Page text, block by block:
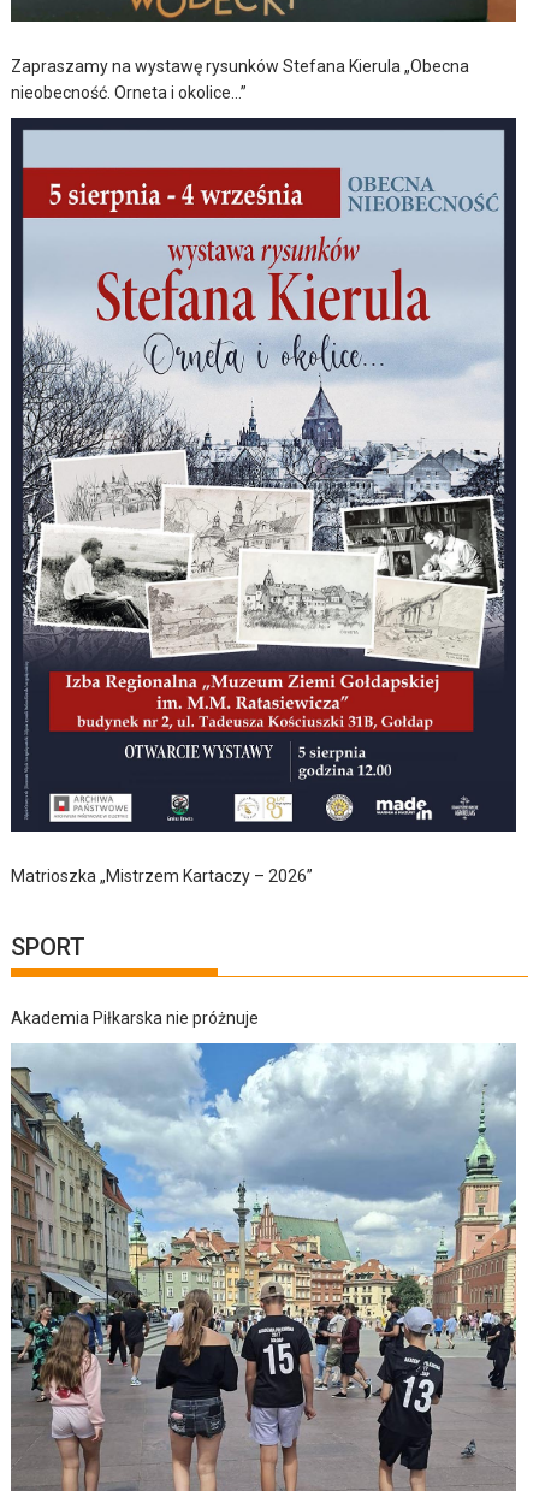
Zapraszamy na wystawę rysunków Stefana Kierula „Obecna
nieobecność. Orneta i okolice…”
Matrioszka „Mistrzem Kartaczy – 2026”
SPORT
Akademia Piłkarska nie próżnuje